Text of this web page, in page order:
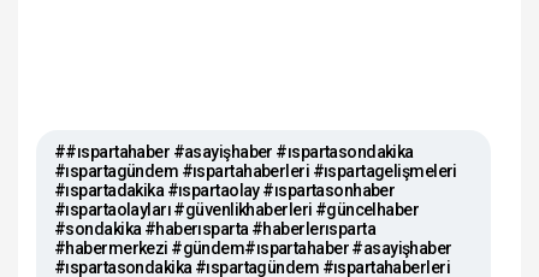
##ıspartahaber #asayişhaber #ıspartasondakika
#ıspartagündem #ıspartahaberleri #ıspartagelişmeleri
#ıspartadakika #ıspartaolay #ıspartasonhaber
#ıspartaolayları #güvenlikhaberleri #güncelhaber
#sondakika #haberısparta #haberlerısparta
#habermerkezi #gündem#ıspartahaber #asayişhaber
#ıspartasondakika #ıspartagündem #ıspartahaberleri